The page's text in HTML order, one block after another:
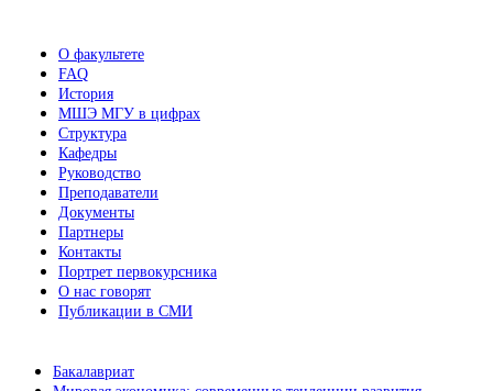
О факультете
FAQ
История
МШЭ МГУ в цифрах
Структура
Кафедры
Руководство
Преподаватели
Документы
Партнеры
Контакты
Портрет первокурсника
О нас говорят
Публикации в СМИ
Бакалавриат